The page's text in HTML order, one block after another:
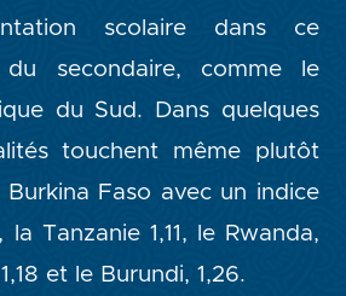
scolaire dans ce
secondaire, comme le
du Sud. Dans quelques
touchent même plutôt
Burkina Faso avec un indice
la Tanzanie 1,11, le Rwanda,
et le Burundi, 1,26.